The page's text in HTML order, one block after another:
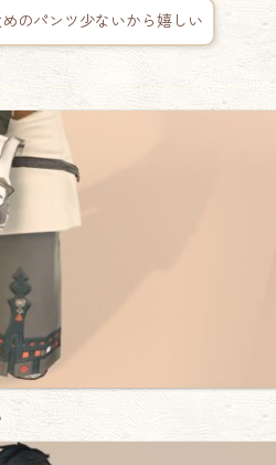
のパンツ少ないから嬉しい